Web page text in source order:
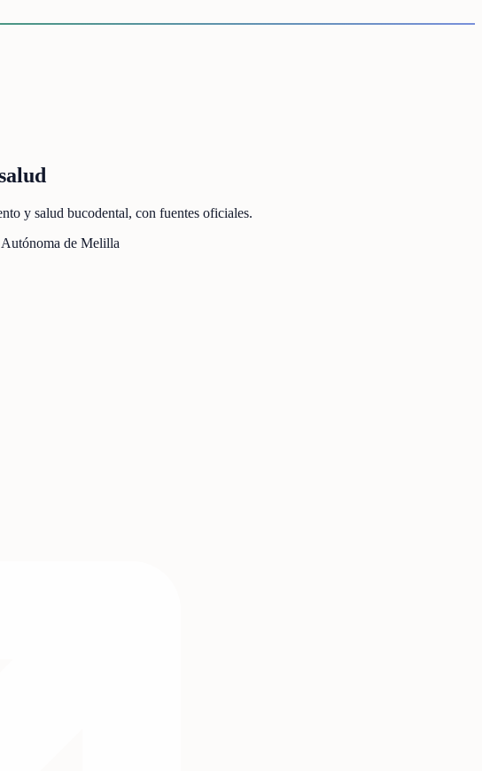
y salud bucodental, con fuentes oficiales.
de Melilla